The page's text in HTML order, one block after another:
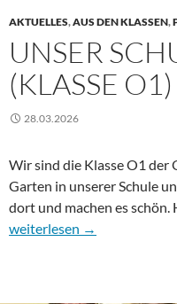
AKTUELLES,AUS DEN KLASSEN,
UNSER
(KLASSE O1)
28.03.2026
Wir sind die Klasse O1 der
Garten in unserer Schule
dort und machen es schön.
Unser Schulgarten (Klasse
weiterlesen →